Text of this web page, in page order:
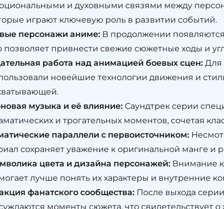
и духовными связями между
играют ключевую роль в развитии событий.
персонажи аниме: В продолжении
позволяет привнести свежие сюжетные ходы и
работа над анимацией боевых сцен: Для
новейшие технологии движения и
музыка и её влияние: Саундтрек серии
и трогательных моментов, сочетая
параллели с первоисточником:
сохраняет уважение к оригинальной манге и
цвета и дизайна персонажей: Внимание
лучше понять их характеры и внутренние
фанатского сообщества: После выхода
моменты сюжета, что свидетельствует